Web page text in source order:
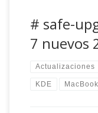
# safe-
7 nuevos
Actualizaciones
KDE